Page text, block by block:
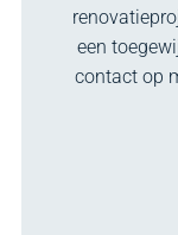
een
contact op